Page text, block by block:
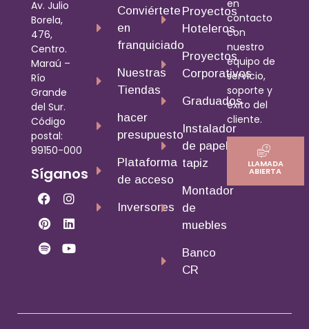
Av. Julio
Borela,
476,
Centro.
Maraú –
Río
Grande
del Sur.
Código
postal:
99150-000
Síganos
Conviértete
en
franquiciado
Nuestras
Tiendas
hacer
presupuesto
Plataforma
de acceso
Inversores
Proyectos
Hoteleros
Proyectos
Corporativos
Graduados
Instalador
de papel
tapiz
Montador
de
muebles
Banco
CR
en
contacto
con
nuestro
equipo de
servicio,
soporte y
éxito del
cliente.
LLAMADA
ABIERTA